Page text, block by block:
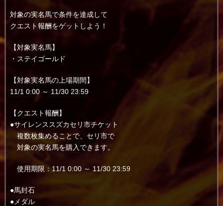
対象の実名馬で条件を達成して
クエスト報酬をゲットしよう！
【対象実名馬】
・ステイゴールド
【対象実名馬の上場期間】
11/1 0:00 ～ 11/30 23:59
【クエスト報酬】
●サイレンススズカセリ市チケット
複数枚集めることで、セリ市で
対象の実名馬を購入できます。
使用期限：11/1 0:00 ～ 11/30 23:59
●馬封石
●メダル